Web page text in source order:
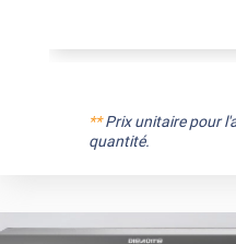
**Prix unitaire pour
quantité.